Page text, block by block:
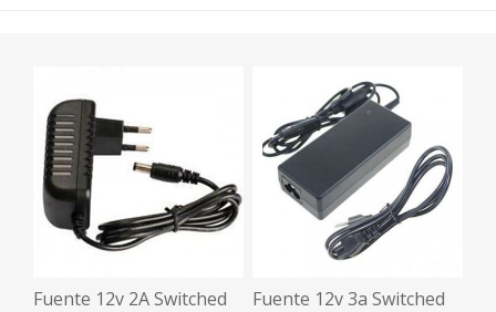
Fuente 12v 2A Switched Fuente 12v 3a Switched